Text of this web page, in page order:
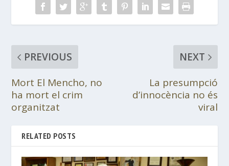
PREVIOUS
Mort El Mencho, no
ha mort el crim
organitzat
NEXT
La presumpció
d’innocència no és
viral
RELATED POSTS